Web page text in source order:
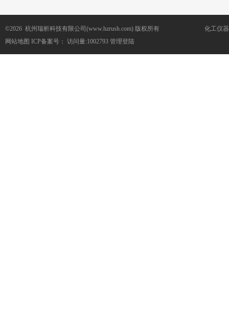
©2026 杭州瑞析科技有限公司(www.hzrush.com) 版权所有
网站地图 ICP备案号： 访问量:1002793 管理登陆
化工仪